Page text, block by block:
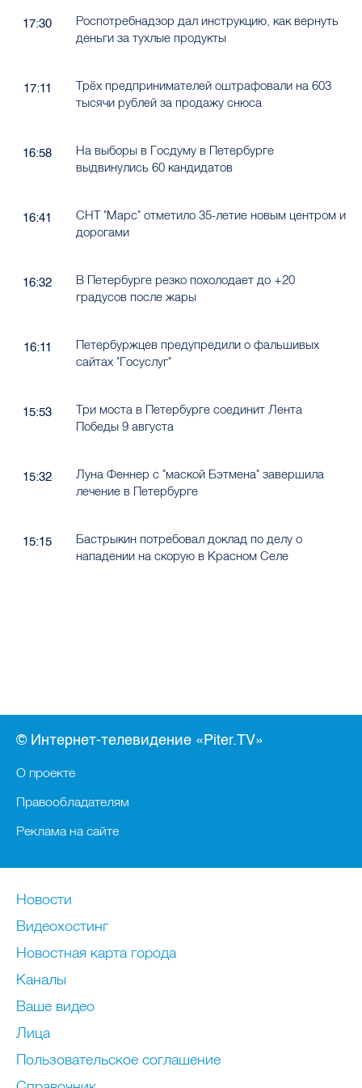
17:30
Роспотребнадзор дал инструкцию, как вернуть
деньги за тухлые продукты
17:11
Трёх предпринимателей оштрафовали на 603
тысячи рублей за продажу снюса
16:58
На выборы в Госдуму в Петербурге
выдвинулись 60 кандидатов
16:41
СНТ "Марс" отметило 35-летие новым центром и
дорогами
16:32
В Петербурге резко похолодает до +20
градусов после жары
16:11
Петербуржцев предупредили о фальшивых
сайтах "Госуслуг"
15:53
Три моста в Петербурге соединит Лента
Победы 9 августа
15:32
Луна Феннер с "маской Бэтмена" завершила
лечение в Петербурге
15:15
Бастрыкин потребовал доклад по делу о
нападении на скорую в Красном Селе
© Интернет-телевидение «Piter.TV»
О проекте
Правообладателям
Реклама на сайте
Новости
Видеохостинг
Новостная карта города
Каналы
Ваше видео
Лица
Пользовательское соглашение